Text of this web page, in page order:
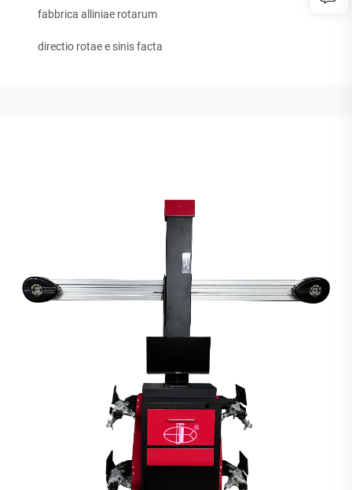
fabbrica alliniae rotarum
directio rotae e sinis facta